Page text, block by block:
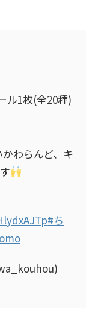
ル1枚(全20種)
わらんど、キ
#ち